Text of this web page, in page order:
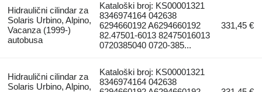
Hidraulični cilindar za
Solaris Urbino, Alpino,
Vacanza (1999-)
autobusa
Kataloški broj: KS00001321
8346974164 042638
6294660192 A6294660192
82.47501-6013 82475016013
0720385040 0720-385...
331,45 €
Hidraulični cilindar za
Solaris Urbino, Alpino,
Kataloški broj: KS00001321
8346974164 042638